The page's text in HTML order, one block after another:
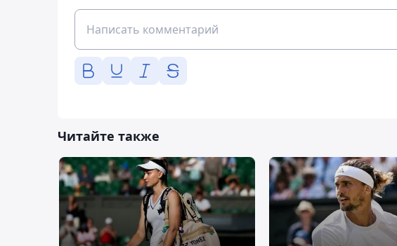
Читайте также